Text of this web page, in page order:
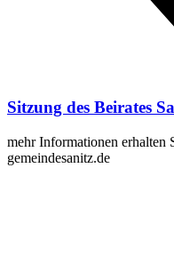
Sitzung des Beirates
mehr Informationen erhalten
gemeindesanitz.de